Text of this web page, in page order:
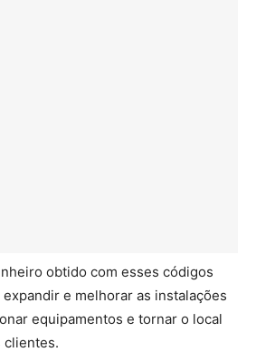
obtido com esses códigos
e melhorar as instalações
equipamentos e tornar o local
clientes.